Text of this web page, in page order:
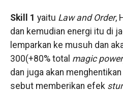
Skill 1 yaitu Law and Order,
dan kemudian energi itu di
lemparkan ke musuh dan
300(+80% total magic power
dan juga akan
sebut memberikan efek